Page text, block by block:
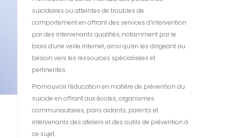
suicidaires ou atteintes de troubles de
comportement en offrant des services d’intervention
par des intervenants qualifiés, notamment par le
biais d’une veille Internet, ainsi qu’en les dirigeant au
besoin vers les ressources spécialisées et
pertinentes.
Promouvoir l’éducation en matière de prévention du
suicide en offrant aux écoles, organismes
communautaires, pairs aidants, parents et
intervenants des ateliers et des outils de prévention à
ce sujet.